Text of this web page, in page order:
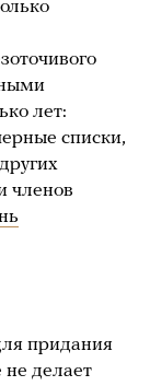
лет:
списки,
членов
придания
делает